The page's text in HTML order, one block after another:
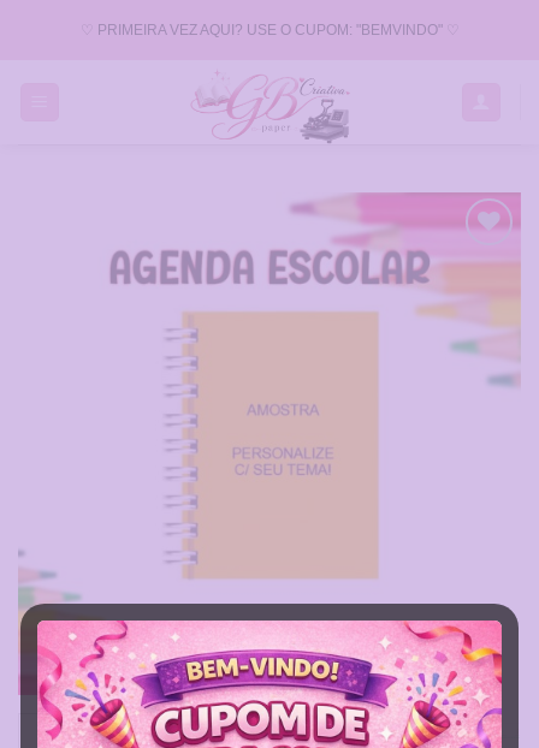
♡ PRIMEIRA VEZ AQUI? USE O CUPOM: "BEMVINDO" ♡
Adicionar
a Lista
Desejos